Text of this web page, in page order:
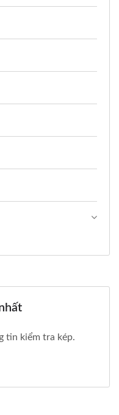
tin kiểm tra kép.